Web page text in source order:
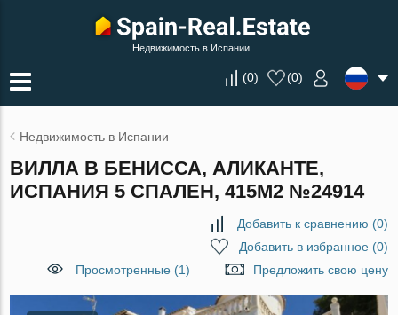
Недвижимость в Испании
(0) (0)
Недвижимость в Испании
ВИЛЛА В БЕНИССА, АЛИКАНТЕ,
ИСПАНИЯ 5 СПАЛЕН, 415М2 №24914
Добавить к сравнению (0)
Добавить в избранное(0)
Просмотренные (1)
Предложить свою цену